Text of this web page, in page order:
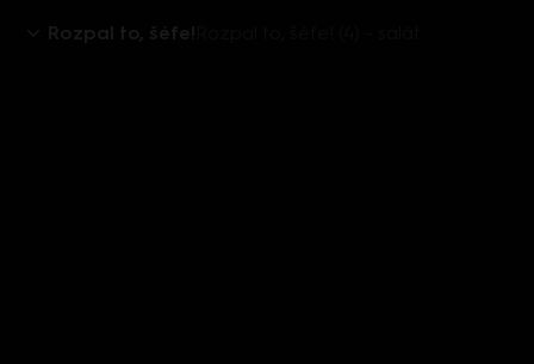
Rozpal to, šéfe!